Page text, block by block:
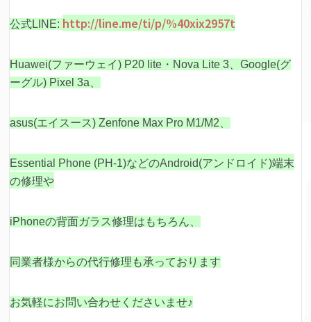
公式LINE: http://line.me/ti/p/%40xix2957t
Huawei(ファーウェイ) P20 lite・Nova Lite 3、Google(グ
ーグル) Pixel 3a、
asus(エイスース) Zenfone Max Pro M1/M2、
Essential Phone (PH-1)などのAndroid(アンドロイド)端末
の修理や
iPhoneの背面ガラス修理はもちろん、
同業者様からの代行修理も承っております
お気軽にお問い合わせくださいませ♪